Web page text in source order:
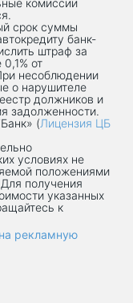
комиссии
срок суммы
банк-
штраф за
от
несоблюдении
о нарушителе
должников и
задолженности.
(Лицензия ЦБ
условиях не
положениями
получения
указанных
к
рекламную